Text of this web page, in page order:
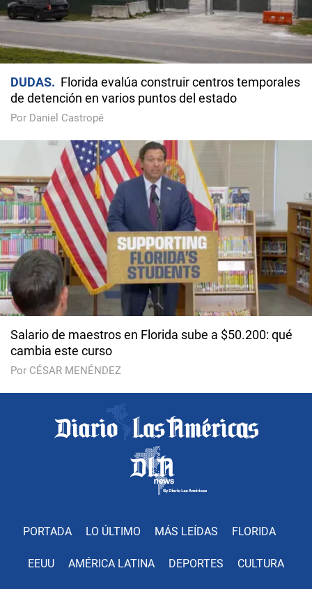
DUDAS
Florida evalúa construir centros temporales
de detención en varios puntos del estado
Por Daniel Castropé
Salario de maestros en Florida sube a $50.200: qué
cambia este curso
Por CÉSAR MENÉNDEZ
PORTADA LO ÚLTIMO MÁS LEÍDAS FLORIDA
EEUU AMÉRICA LATINA DEPORTES CULTURA